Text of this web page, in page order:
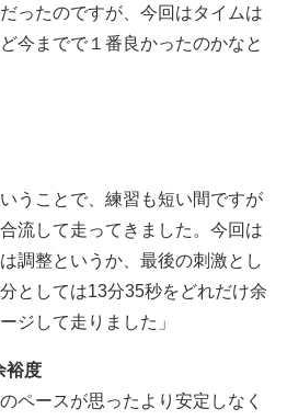
ったのですが、今回はタイムは
今までで１番良かったのかなと
うことで、練習も短い間ですが
流して走ってきました。今回は
調整というか、最後の刺激とし
としては13分35秒をどれだけ余
ジして走りました」
裕度
ペースが思ったより安定しなく